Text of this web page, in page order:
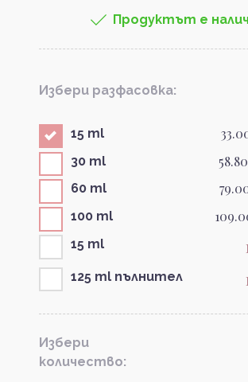
Продуктът е
Избери разфасовка:
15 ml
30 ml
60 ml
100 ml
15 ml
125 ml пълнител
Избери
количество: